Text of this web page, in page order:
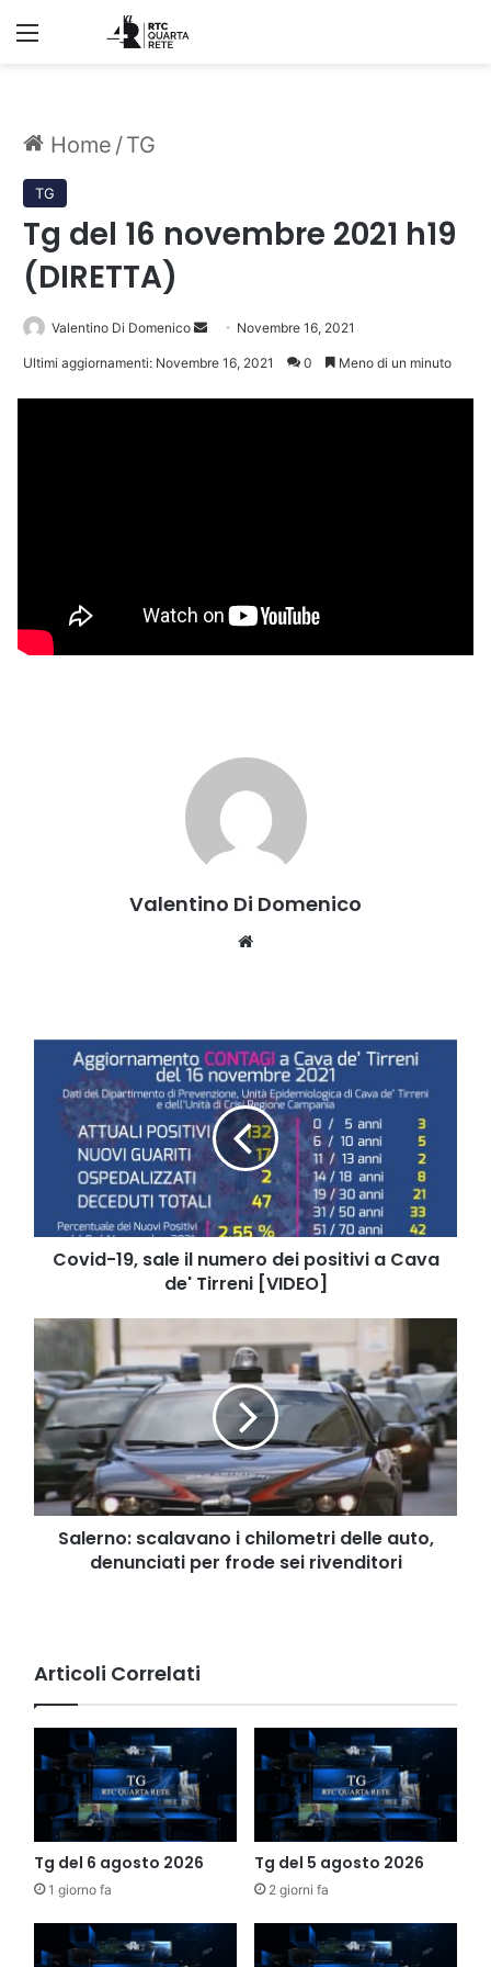
Menu
Home /TG
TG
Tg del 16 novembre 2021 h19
(DIRETTA)
Valentino Di Domenico
Invia Novembre 16, 2021
Ultimi aggiornamenti: Novembre 16, 2021 0 Meno di un minuto
Valentino Di Domenico
Covid-
sale
numero
positivi
Cava
de'Covid-19, sale il numero dei positivi a Cava
de' Tirreni [VIDEO]
Salerno:
scalavano
i
chilometri
delle
auto,
denunciati
per
frode
sei
rivenditori
Salerno: scalavano i chilometri delle auto,
denunciati per frode sei rivenditori
Articoli Correlati
Tg del 6 agosto 2026
1 giorno fa
Tg del 5 agosto 2026
2 giorni fa